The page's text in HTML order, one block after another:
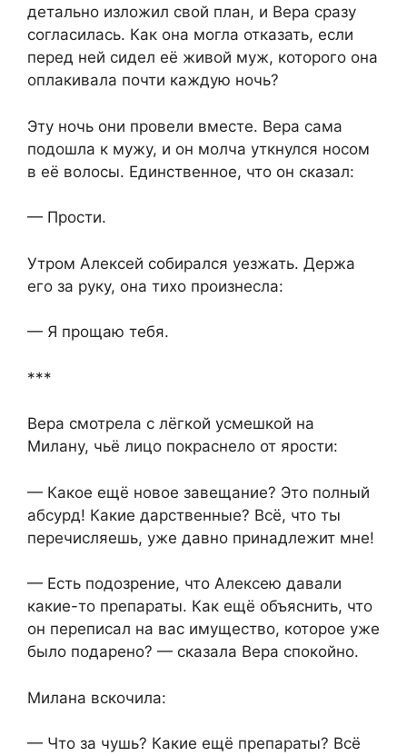
детально изложил свой план, и Вера сразу
согласилась. Как она могла отказать, если
перед ней сидел её живой муж, которого она
оплакивала почти каждую ночь?
Эту ночь они провели вместе. Вера сама
подошла к мужу, и он молча уткнулся носом
в её волосы. Единственное, что он сказал:
— Прости.
Утром Алексей собирался уезжать. Держа
его за руку, она тихо произнесла:
— Я прощаю тебя.
***
Вера смотрела с лёгкой усмешкой на
Милану, чьё лицо покраснело от ярости:
— Какое ещё новое завещание? Это полный
абсурд! Какие дарственные? Всё, что ты
перечисляешь, уже давно принадлежит мне!
— Есть подозрение, что Алексею давали
какие-то препараты. Как ещё объяснить, что
он переписал на вас имущество, которое уже
было подарено? — сказала Вера спокойно.
Милана вскочила:
— Что за чушь? Какие ещё препараты? Всё